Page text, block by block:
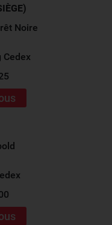
Noire
Cedex